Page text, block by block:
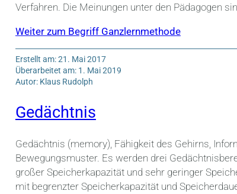
Verfahren. Die Meinungen unter den Pädagogen
Weiter zum Begriff Ganzlernmethode
Erstellt am: 21. Mai 2017
Überarbeitet am: 1. Mai 2019
Autor: Klaus Rudolph
Gedächtnis
Gedächtnis (memory), Fähigkeit des Gehirns,
Bewegungsmuster. Es werden drei
großer Speicherkapazität und sehr geringer
mit begrenzter Speicherkapazität und